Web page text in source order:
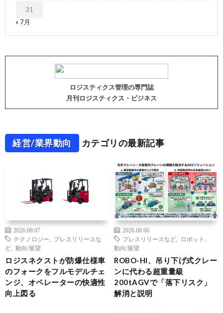
31
« 7月
ロジスティクス管理の専門誌
月刊ロジスティクス・ビジネス
経営/業界動向 カテゴリの最新記事
2026.08.07
テクノロジー
プレスリリースな
ど
動向/展望
ロジスネクストが防爆仕様車
のフォークをフルモデルチェ
ンジ、オペレーターの快適性
向上図る
2026.08.06
プレスリリースなど
ロボット
動向/展望
ROBO-HI、吊り下げ式クレー
ンに代わる超重量級
200tAGVで「落下リスク」
解消と説明